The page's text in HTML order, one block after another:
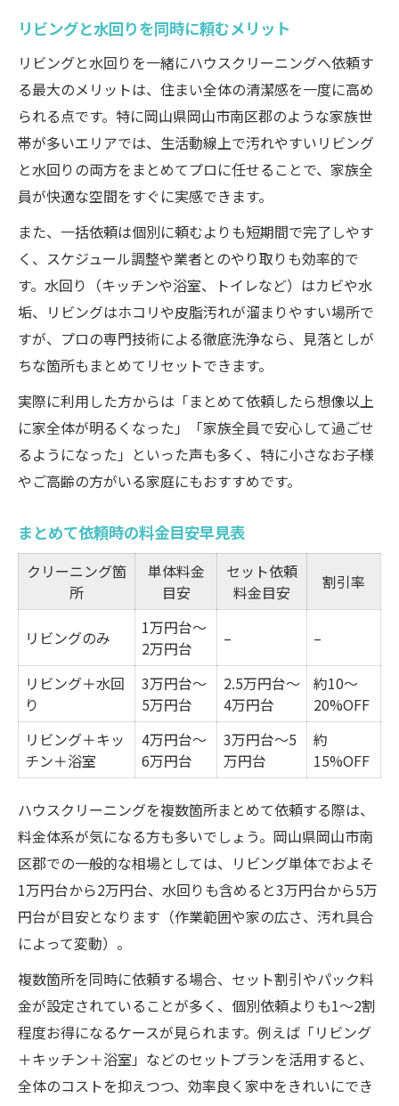
リビングと水回りを同時に頼むメリット
リビングと水回りを一緒にハウスクリーニングへ依頼す
る最大のメリットは、住まい全体の清潔感を一度に高め
られる点です。特に岡山県岡山市南区郡のような家族世
帯が多いエリアでは、生活動線上で汚れやすいリビング
と水回りの両方をまとめてプロに任せることで、家族全
員が快適な空間をすぐに実感できます。
また、一括依頼は個別に頼むよりも短期間で完了しやす
く、スケジュール調整や業者とのやり取りも効率的で
す。水回り（キッチンや浴室、トイレなど）はカビや水
垢、リビングはホコリや皮脂汚れが溜まりやすい場所で
すが、プロの専門技術による徹底洗浄なら、見落としが
ちな箇所もまとめてリセットできます。
実際に利用した方からは「まとめて依頼したら想像以上
に家全体が明るくなった」「家族全員で安心して過ごせ
るようになった」といった声も多く、特に小さなお子様
やご高齢の方がいる家庭にもおすすめです。
まとめて依頼時の料金目安早見表
クリーニング箇
所
単体料金
目安
セット依頼
料金目安
割引率
リビングのみ
1万円台〜
2万円台
– –
リビング＋水回
り
3万円台〜
5万円台
2.5万円台〜
4万円台
約10〜
20%OFF
リビング＋キッ
チン＋浴室
4万円台〜
6万円台
3万円台〜5
万円台
約
15%OFF
ハウスクリーニングを複数箇所まとめて依頼する際は、
料金体系が気になる方も多いでしょう。岡山県岡山市南
区郡での一般的な相場としては、リビング単体でおよそ
1万円台から2万円台、水回りも含めると3万円台から5万
円台が目安となります（作業範囲や家の広さ、汚れ具合
によって変動）。
複数箇所を同時に依頼する場合、セット割引やパック料
金が設定されていることが多く、個別依頼よりも1～2割
程度お得になるケースが見られます。例えば「リビング
＋キッチン＋浴室」などのセットプランを活用すると、
全体のコストを抑えつつ、効率良く家中をきれいにでき